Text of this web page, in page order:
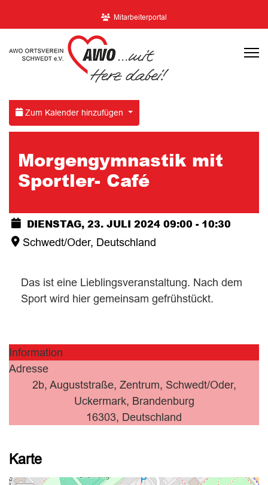
Mitarbeiterportal
Zum Kalender hinzufügen
Morgengymnastik mit
Sportler- Café
DIENSTAG, 23. JULI 2024 09:00 - 10:30
Schwedt/Oder, Deutschland
Das ist eine Lieblingsveranstaltung. Nach dem
Sport wird hier gemeinsam gefrühstückt.
Information
Adresse
2b, Auguststraße, Zentrum, Schwedt/Oder,
Uckermark, Brandenburg
16303, Deutschland
Karte